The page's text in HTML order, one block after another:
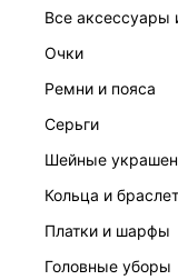
все
очки
ремни и пояса
серьги
шейные
кольца и
платки и шарфы
головные уборы
6 999 ₽-57%2 999 ₽